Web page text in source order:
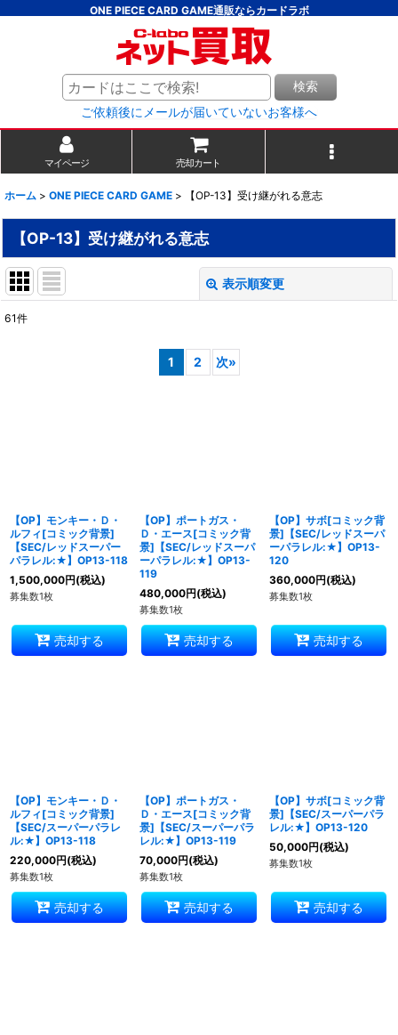
ONE PIECE CARD GAME通販ならカードラボ
検索
ご依頼後にメールが届いていないお客様へ
マイページ 売却カート
ホーム > ONE PIECE CARD GAME > 【OP-13】受け継がれる意志
【OP-13】受け継がれる意志
表示順変更
61件
1 2 次»
【OP】モンキー・Ｄ・
ルフィ[コミック背景]
【SEC/レッドスーパー
パラレル:★】OP13-118
1,500,000円(税込)
募集数1枚
売却する
【OP】ポートガス・
Ｄ・エース[コミック背
景]【SEC/レッドスーパ
ーパラレル:★】OP13-
119
480,000円(税込)
募集数1枚
売却する
【OP】サボ[コミック背
景]【SEC/レッドスーパ
ーパラレル:★】OP13-
120
360,000円(税込)
募集数1枚
売却する
【OP】モンキー・Ｄ・
ルフィ[コミック背景]
【SEC/スーパーパラレ
ル:★】OP13-118
220,000円(税込)
募集数1枚
売却する
【OP】ポートガス・
Ｄ・エース[コミック背
景]【SEC/スーパーパラ
レル:★】OP13-119
70,000円(税込)
募集数1枚
売却する
【OP】サボ[コミック背
景]【SEC/スーパーパラ
レル:★】OP13-120
50,000円(税込)
募集数1枚
売却する